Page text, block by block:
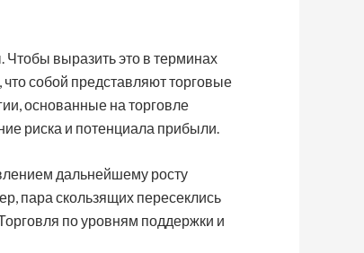
Чтобы выразить это в терминах
собой представляют торговые
основанные на торговле
риска и потенциала прибыли.
дальнейшему росту
пара скользящих пересеклись
по уровням поддержки и